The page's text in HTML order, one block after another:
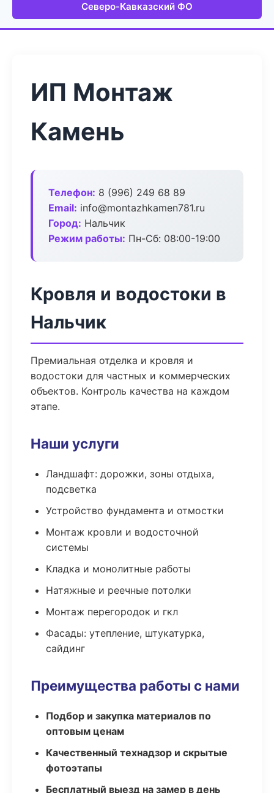
Северо-Кавказский ФО
ИП Монтаж
Камень
Телефон: 8 (996) 249 68 89
Email: info@montazhkamen781.ru
Город: Нальчик
Режим работы: Пн-Сб: 08:00-19:00
Кровля и водостоки в
Нальчик
Премиальная отделка и кровля и
водостоки для частных и коммерческих
объектов. Контроль качества на каждом
этапе.
Наши услуги
Ландшафт: дорожки, зоны отдыха,
подсветка
Устройство фундамента и отмостки
Монтаж кровли и водосточной
системы
Кладка и монолитные работы
Натяжные и реечные потолки
Монтаж перегородок и гкл
Фасады: утепление, штукатурка,
сайдинг
Преимущества работы с нами
Подбор и закупка материалов по
оптовым ценам
Качественный технадзор и скрытые
фотоэтапы
Бесплатный выезд на замер в день